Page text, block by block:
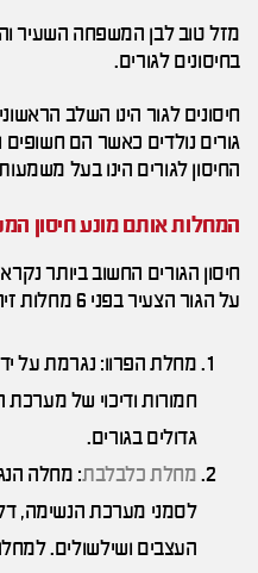
מזל טוב לבן המשפחה השעיר
בחיסונים לגורים.
חיסונים לגור הינו השלב
גורים נולדים כאשר הם חשופים
החיסון לגורים הינו בעל
המחלות אותם מונע חיסון
חיסון הגורים החשוב ביותר נקרא
על הגור הצעיר בפני 6 מחלות זיהומיות מדבקות ונפוצות.
מחלת הפרוו: נגרמת על
חמורות ודיכוי של
גדולים בגורים.
מחלת כלבלבת: מחלה
לסמני מערכת הנשימה,
העצבים ושילשולים.